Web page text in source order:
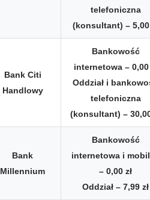
telefoniczna
(konsultant) – 5,00
Bank Citi
Handlowy
Bankowość
internetowa – 0,00
Oddział i
telefoniczna
(konsultant) –
Bank
Millennium
Bankowość
internetowa i
– 0,00 zł
Oddział – 7,99 zł